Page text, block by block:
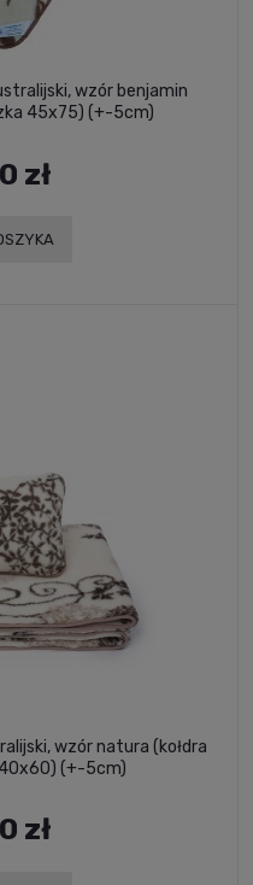
wzór benjamin
45x75) (+-5cm)
zł
wzór natura (kołdra
(+-5cm)
zł